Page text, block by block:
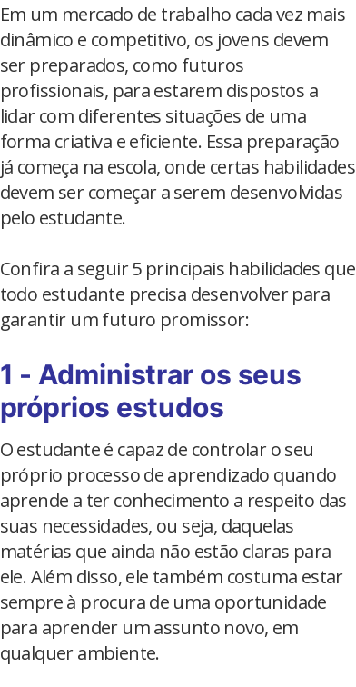
Em um mercado de trabalho cada vez mais
dinâmico e competitivo, os jovens devem
ser preparados, como futuros
profissionais, para estarem dispostos a
lidar com diferentes situações de uma
forma criativa e eficiente. Essa preparação
já começa na escola, onde certas habilidades
devem ser começar a serem desenvolvidas
pelo estudante.
Confira a seguir 5 principais habilidades que
todo estudante precisa desenvolver para
garantir um futuro promissor:
1 - Administrar os seus
próprios estudos
O estudante é capaz de controlar o seu
próprio processo de aprendizado quando
aprende a ter conhecimento a respeito das
suas necessidades, ou seja, daquelas
matérias que ainda não estão claras para
ele. Além disso, ele também costuma estar
sempre à procura de uma oportunidade
para aprender um assunto novo, em
qualquer ambiente.